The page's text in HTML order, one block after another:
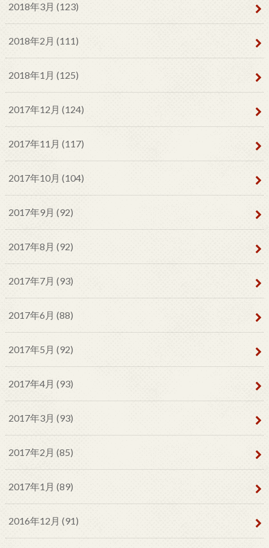
2018年3月 (123)
2018年2月 (111)
2018年1月 (125)
2017年12月 (124)
2017年11月 (117)
2017年10月 (104)
2017年9月 (92)
2017年8月 (92)
2017年7月 (93)
2017年6月 (88)
2017年5月 (92)
2017年4月 (93)
2017年3月 (93)
2017年2月 (85)
2017年1月 (89)
2016年12月 (91)